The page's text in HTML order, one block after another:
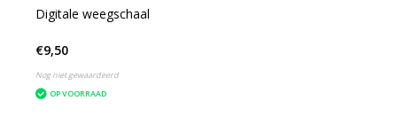
Digitale weegschaal
€9,50
Nog niet gewaardeerd
OP VOORRAAD